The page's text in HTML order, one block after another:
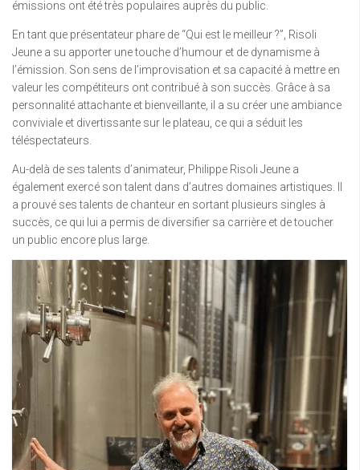
émissions ont été très populaires auprès du public.
En tant que présentateur phare de “Qui est le meilleur ?”, Risoli
Jeune a su apporter une touche d’humour et de dynamisme à
l’émission. Son sens de l’improvisation et sa capacité à mettre en
valeur les compétiteurs ont contribué à son succès. Grâce à sa
personnalité attachante et bienveillante, il a su créer une ambiance
conviviale et divertissante sur le plateau, ce qui a séduit les
téléspectateurs.
Au-delà de ses talents d’animateur, Philippe Risoli Jeune a
également exercé son talent dans d’autres domaines artistiques. Il
a prouvé ses talents de chanteur en sortant plusieurs singles à
succès, ce qui lui a permis de diversifier sa carrière et de toucher
un public encore plus large.